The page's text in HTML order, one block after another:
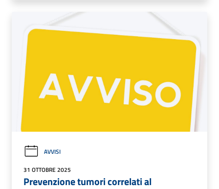
AVVISI
31 OTTOBRE 2025
Prevenzione tumori correlati al